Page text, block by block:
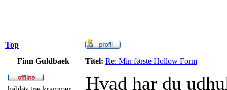
Top
Finn Guldbaek
Titel: Re: Min første Hollow Form
Hvad har du